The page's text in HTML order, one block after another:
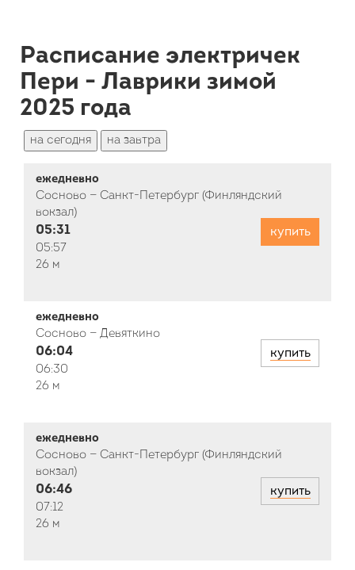
Расписание электричек
Пери - Лаврики зимой
2025 года
на сегодня на завтра
ежедневно
Сосново — Санкт-Петербург (Финляндский
вокзал)
05:31
05:57
26 м
купить
ежедневно
Сосново — Девяткино
06:04
06:30
26 м
купить
ежедневно
Сосново — Санкт-Петербург (Финляндский
вокзал)
06:46
07:12
26 м
купить